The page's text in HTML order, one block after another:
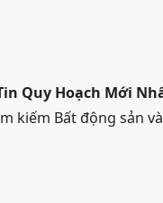
Quy Hoạch Mới
kiếm Bất động sản